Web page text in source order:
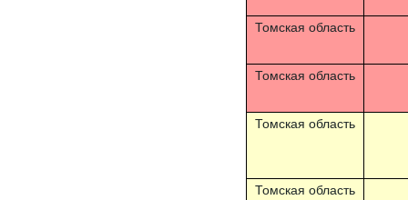
Томская область
Томская область
Томская область
Томская область